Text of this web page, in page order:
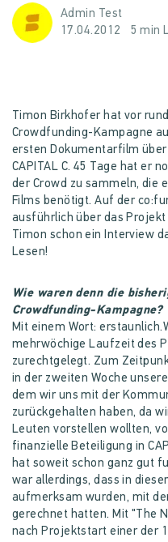
Admin Test
17.04.2012
5 min
Timon Birkhofer hat vor
Crowdfunding-Kampagne
ersten Dokumentarfilm
CAPITAL C. 45 Tage hat er
der Crowd zu sammeln, die
Films benötigt. Auf der
ausführlich über das
Timon schon ein Interview
Lesen!
Wie waren denn die
Crowdfunding-Kampagne?
Mit einem Wort:
mehrwöchige Laufzeit des
zurechtgelegt. Zum
in der zweiten Woche
dem wir uns mit der
zurückgehalten haben, da
Leuten vorstellen wollten,
finanzielle Beteiligung in
hat soweit schon ganz gut
war allerdings, dass in
aufmerksam wurden, mit
gerechnet hatten. Mit "The
nach Projektstart einer der